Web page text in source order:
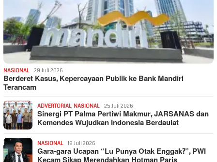
NASIONAL 29 Juli 2026
Berderet Kasus, Kepercayaan Publik ke Bank Mandiri
Terancam
ADVERTORIAL, NASIONAL 25 Juli 2026
Sinergi PT Palma Pertiwi Makmur, JARSANAS dan
Kemendes Wujudkan Indonesia Berdaulat
NASIONAL 19 Juli 2026
Gara-gara Ucapan “Lu Punya Otak Enggak?”, PWI